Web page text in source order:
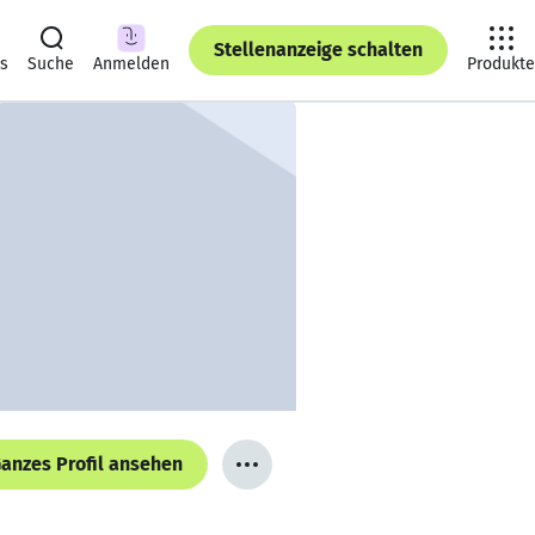
Suche Anmelden
Stellenanzeige schalten
Produkte
Profil ansehen